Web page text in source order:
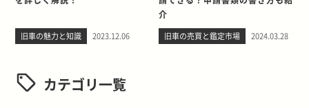
旧車の魅力と知識 2023.12.06
介
旧車の売買と鑑定市場 2024.03.28
カテゴリ一覧